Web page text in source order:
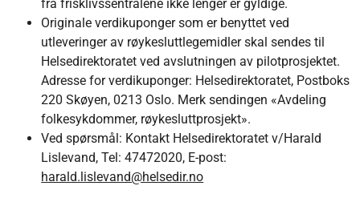
fra frisklivssentralene ikke lenger er gyldige.
Originale verdikuponger som er benyttet ved
utleveringer av røykesluttlegemidler skal sendes til
Helsedirektoratet ved avslutningen av pilotprosjektet.
Adresse for verdikuponger: Helsedirektoratet, Postboks
220 Skøyen, 0213 Oslo. Merk sendingen «Avdeling
folkesykdommer, røykesluttprosjekt».
Ved spørsmål: Kontakt Helsedirektoratet v/Harald
Lislevand, Tel: 47472020, E-post:
harald.lislevand@helsedir.no